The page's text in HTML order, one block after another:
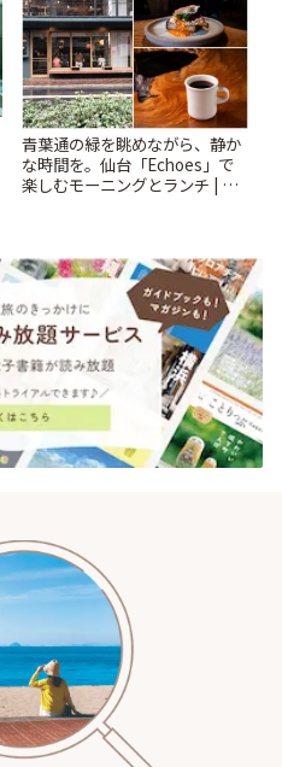
青葉通の緑を眺めながら、静か
な時間を。仙台「Echoes」で
楽しむモーニングとランチ | こ